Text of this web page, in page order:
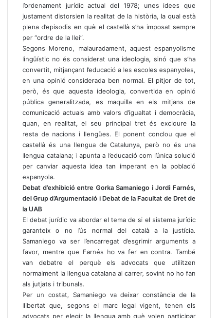
l’ordenament jurídic actual del 1978; unes idees que
justament distorsien la realitat de la història, la qual està
plena d’episodis en què el castellà s’ha imposat sempre
per “ordre de la llei”.
Segons Moreno, malauradament, aquest espanyolisme
lingüístic no és considerat una ideologia, sinó que s’ha
convertit, mitjançant l’educació a les escoles espanyoles,
en una opinió considerada ben normal. El pitjor de tot,
però, és que aquesta ideologia, convertida en opinió
pública generalitzada, es maquilla en els mitjans de
comunicació actuals amb valors d’igualtat i democràcia,
quan, en realitat, el seu principal tret és excloure la
resta de nacions i llengües. El ponent conclou que el
castellà és una llengua de Catalunya, però no és una
llengua catalana; i apunta a l’educació com l’única solució
per canviar aquesta idea tan imperant en la població
espanyola.
Debat d’exhibició entre Gorka Samaniego i Jordi Farnés,
del Grup d’Argumentació i Debat de la Facultat de Dret de
la UAB
El debat jurídic va abordar el tema de si el sistema jurídic
garanteix o no l’ús normal del català a la justícia.
Samaniego va ser l’encarregat d’esgrimir arguments a
favor, mentre que Farnés ho va fer en contra. També
van debatre el perquè els advocats que utilitzen
normalment la llengua catalana al carrer, sovint no ho fan
als jutjats i tribunals.
Per un costat, Samaniego va deixar constància de la
llibertat que, segons el marc legal vigent, tenen els
advocats per elegir la llengua amb què volen participar